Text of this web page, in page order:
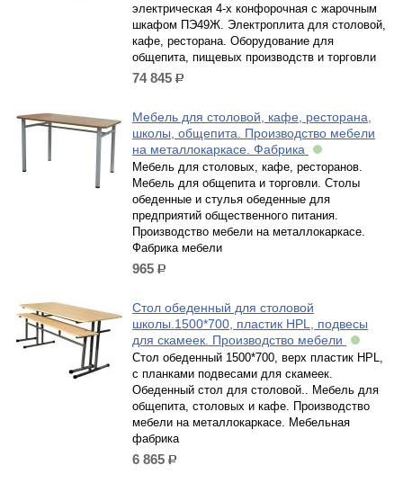
электрическая 4-х конфорочная с жарочным
шкафом ПЭ49Ж. Электроплита для столовой,
кафе, ресторана. Оборудование для
общепита, пищевых производств и торговли
74 845 р.
Мебель для столовой, кафе, ресторана,
школы, общепита. Производство мебели
на металлокаркасе. Фабрика
Мебель для столовых, кафе, ресторанов.
Мебель для общепита и торговли. Столы
обеденные и стулья обеденные для
предприятий общественного питания.
Производство мебели на металлокаркасе.
Фабрика мебели
965 р.
Стол обеденный для столовой
школы.1500*700, пластик HPL, подвесы
для скамеек. Производство мебели
Стол обеденный 1500*700, верх пластик HPL,
с планками подвесами для скамеек.
Обеденный стол для столовой.. Мебель для
общепита, столовых и кафе. Производство
мебели на металлокаркасе. Мебельная
фабрика
6 865 р.